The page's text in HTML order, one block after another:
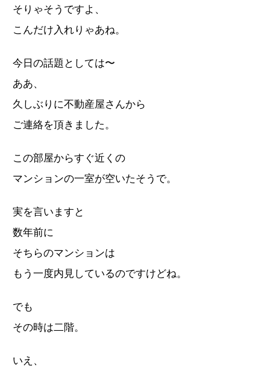
そりゃそうですよ、
こんだけ入れりゃあね。
今日の話題としては〜
ああ、
久しぶりに不動産屋さんから
ご連絡を頂きました。
この部屋からすぐ近くの
マンションの一室が空いたそうで。
実を言いますと
数年前に
そちらのマンションは
もう一度内見しているのですけどね。
でも
その時は二階。
いえ、